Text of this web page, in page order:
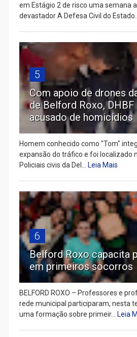
em Estágio 2 de risco uma semana
devastador A Defesa Civil do Estado...
5
Com apoio de drones
de Belford Roxo, DHBF
acusado de homicídios
Homem conhecido como "Tom"
expansão do tráfico e foi localizado
Policiais civis da Del...
Leia Mais
6
Belford Roxo capacita
em primeiros socorros
BELFORD ROXO – Professores e
rede municipal participaram, nesta
uma formação sobre primeir...
Leia